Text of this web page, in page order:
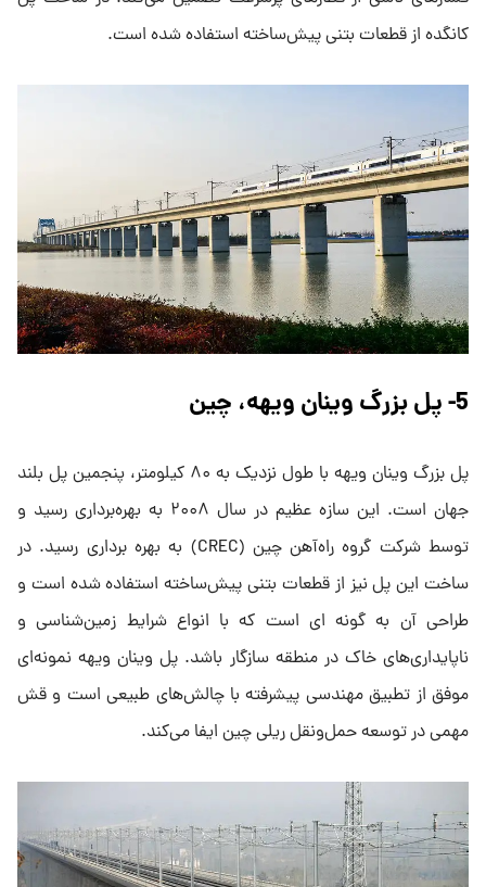
کانگده از قطعات بتنی پیش‌ساخته استفاده شده است.
5- پل بزرگ وینان ویهه، چین
پل بزرگ وینان ویهه با طول نزدیک به ۸۰ کیلومتر، پنجمین پل بلند
جهان است. این سازه عظیم در سال ۲۰۰۸ به بهره‌برداری رسید و
توسط شرکت گروه راه‌آهن چین (CREC) به بهره برداری رسید. در
ساخت این پل نیز از قطعات بتنی پیش‌ساخته استفاده شده است و
طراحی آن به گونه ای است که با انواع شرایط زمین‌شناسی و
ناپایداری‌های خاک در منطقه سازگار باشد. پل وینان ویهه نمونه‌ای
موفق از تطبیق مهندسی پیشرفته با چالش‌های طبیعی است و قش
مهمی در توسعه حمل‌ونقل ریلی چین ایفا می‌کند.